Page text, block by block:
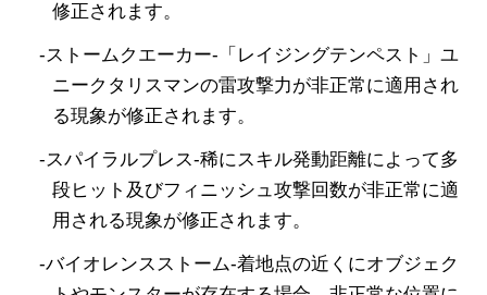
修正されます。
-ストームクエーカー-「レイジングテンペスト」ユ
ニークタリスマンの雷攻撃力が非正常に適用され
る現象が修正されます。
-スパイラルプレス-稀にスキル発動距離によって多
段ヒット及びフィニッシュ攻撃回数が非正常に適
用される現象が修正されます。
-バイオレンスストーム-着地点の近くにオブジェク